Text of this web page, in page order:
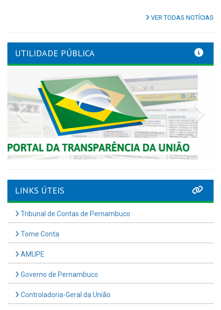
VER TODAS NOTÍCIAS
UTILIDADE PÚBLICA
Previous
LINKS ÚTEIS
Tribunal de Contas de Pernambuco
Tome Conta
AMUPE
Governo de Pernambuco
Controladoria-Geral da União